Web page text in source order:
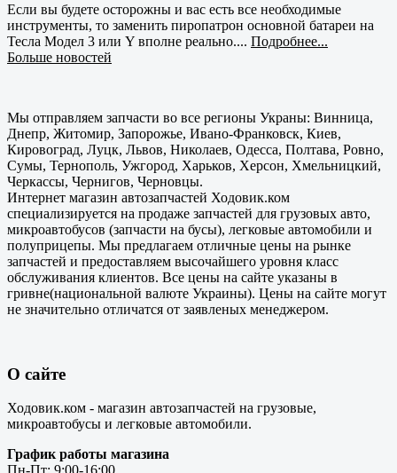
Если вы будете осторожны и вас есть все необходимые
инструменты, то заменить пиропатрон основной батареи на
Тесла Модел 3 или Y вполне реально.... Подробнее...
Больше новостей
Мы отправляем запчасти во все регионы Украны: Винница,
Днепр, Житомир, Запорожье, Ивано-Франковск, Киев,
Кировоград, Луцк, Львов, Николаев, Одесса, Полтава, Ровно,
Сумы, Тернополь, Ужгород, Харьков, Херсон, Хмельницкий,
Черкассы, Чернигов, Черновцы.
Интернет магазин автозапчастей Ходовик.ком
специализируется на продаже запчастей для грузовых авто,
микроавтобусов (запчасти на бусы), легковые автомобили и
полуприцепы. Мы предлагаем отличные цены на рынке
запчастей и предоставляем высочайшего уровня класс
обслуживания клиентов. Все цены на сайте указаны в
гривне(национальной валюте Украины). Цены на сайте могут
не значительно отличатся от заявленых менеджером.
О сайте
Ходовик.ком - магазин автозапчастей на грузовые,
микроавтобусы и легковые автомобили.
График работы магазина